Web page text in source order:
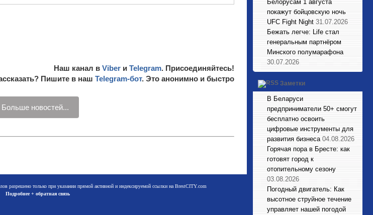
Наш канал в Viber и Telegram. Присоединяйтесь!
Пишите в наш Telegram-бот. Это анонимно и быстро
Больше новостей...
разрешено только при указании прямой активной и индексируемой ссылки на BrestCITY.com
Подробнее + обратная связь
Белорусам 1 августа
покажут бойцовскую ночь
UFC Fight Night 31.07.2026
Бежать легче: Life стал
генеральным партнёром
Минского полумарафона
30.07.2026
Заметки
В Беларуси
предприниматели 50+ смогут
бесплатно освоить
цифровые инструменты для
развития бизнеса 04.08.2026
Горячая пора в Бресте: как
готовят город к
отопительному сезону
03.08.2026
Погодный двигатель: Как
высотное струйное течение
управляет нашей погодой